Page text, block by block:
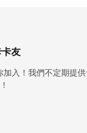
友
加入！我們不定期提